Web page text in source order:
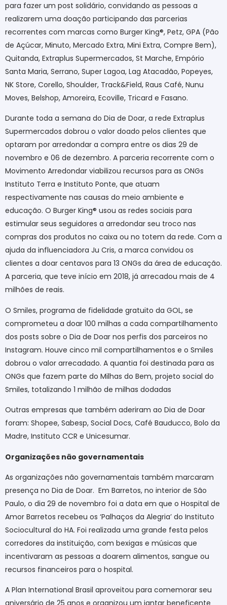
para fazer um post solidário, convidando as pessoas a
realizarem uma doação participando das parcerias
recorrentes com marcas como Burger King®, Petz, GPA (Pão
de Açúcar, Minuto, Mercado Extra, Mini Extra, Compre Bem),
Quitanda, Extraplus Supermercados, St Marche, Empório
Santa Maria, Serrano, Super Lagoa, Lag Atacadão, Popeyes,
NK Store, Corello, Shoulder, Track&Field, Raus Café, Nunu
Moves, Belshop, Amoreira, Ecoville, Tricard e Fasano.
Durante toda a semana do Dia de Doar, a rede Extraplus
Supermercados dobrou o valor doado pelos clientes que
optaram por arredondar a compra entre os dias 29 de
novembro e 06 de dezembro. A parceria recorrente com o
Movimento Arredondar viabilizou recursos para as ONGs
Instituto Terra e Instituto Ponte, que atuam
respectivamente nas causas do meio ambiente e
educação. O Burger King® usou as redes sociais para
estimular seus seguidores a arredondar seu troco nas
compras dos produtos no caixa ou no totem da rede. Com a
ajuda da influenciadora Ju Cris, a marca convidou os
clientes a doar centavos para 13 ONGs da área de educação.
A parceria, que teve início em 2018, já arrecadou mais de 4
milhões de reais.
O Smiles, programa de fidelidade gratuito da GOL, se
comprometeu a doar 100 milhas a cada compartilhamento
dos posts sobre o Dia de Doar nos perfis dos parceiros no
Instagram. Houve cinco mil compartilhamentos e o Smiles
dobrou o valor arrecadado. A quantia foi destinada para as
ONGs que fazem parte do Milhas do Bem, projeto social do
Smiles, totalizando 1 milhão de milhas dodadas
Outras empresas que também aderiram ao Dia de Doar
foram: Shopee, Sabesp, Social Docs, Café Bauducco, Bolo da
Madre, Instituto CCR e Unicesumar.
Organizações não governamentais
As organizações não governamentais também marcaram
presença no Dia de Doar. Em Barretos, no interior de São
Paulo, o dia 29 de novembro foi a data em que o Hospital de
Amor Barretos recebeu os ‘Palhaços da Alegria’ do Instituto
Sociocultural do HA. Foi realizada uma grande festa pelos
corredores da instituição, com bexigas e músicas que
incentivaram as pessoas a doarem alimentos, sangue ou
recursos financeiros para o hospital.
A Plan International Brasil aproveitou para comemorar seu